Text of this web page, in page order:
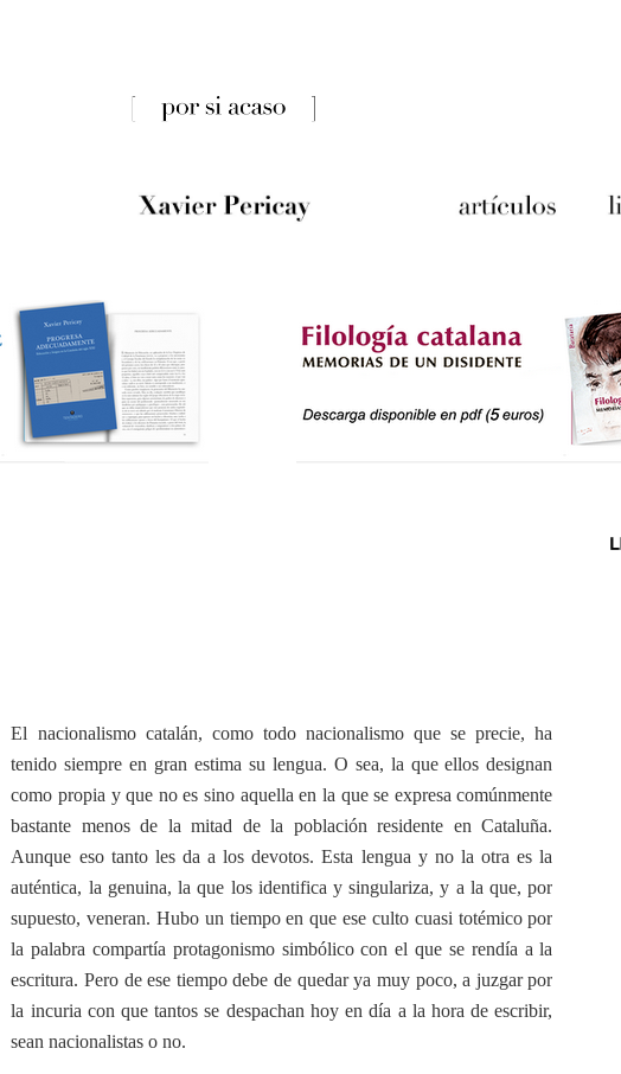
El nacionalismo catalán, como todo nacionalismo que se precie, ha
tenido siempre en gran estima su lengua. O sea, la que ellos designan
como propia y que no es sino aquella en la que se expresa comúnmente
bastante menos de la mitad de la población residente en Cataluña.
Aunque eso tanto les da a los devotos. Esta lengua y no la otra es la
auténtica, la genuina, la que los identifica y singulariza, y a la que, por
supuesto, veneran. Hubo un tiempo en que ese culto cuasi totémico por
la palabra compartía protagonismo simbólico con el que se rendía a la
escritura. Pero de ese tiempo debe de quedar ya muy poco, a juzgar por
la incuria con que tantos se despachan hoy en día a la hora de escribir,
sean nacionalistas o no.